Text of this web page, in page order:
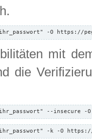
-O https://
mit
die
--insecure -
-k -O